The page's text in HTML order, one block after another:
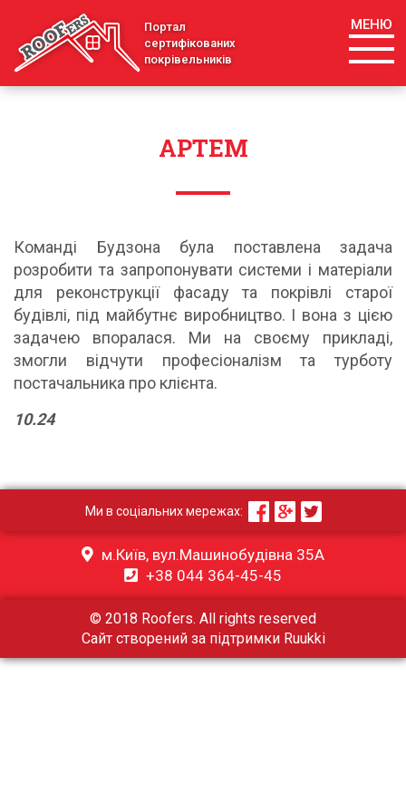
Портал
сертифікованих
покрівельників
МЕНЮ
АРТЕМ
Команді Будзона була поставлена задача
розробити та запропонувати системи і матеріали
для реконструкції фасаду та покрівлі старої
будівлі, під майбутнє виробництво. І вона з цією
задачею впоралася. Ми на своєму прикладі,
змогли відчути професіоналізм та турботу
постачальника про клієнта.
10.24
Ми в соціальних мережах:
м.Київ, вул.Машинобудівна 35А
+38 044 364-45-45
© 2018 Roofers. All rights reserved
Сайт створений за підтримки Ruukki